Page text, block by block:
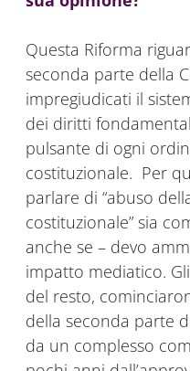
Questa Riforma
seconda parte della
impregiudicati il
dei diritti
pulsante di ogni
costituzionale. Per
parlare di “abuso
costituzionale” sia
anche se – devo
impatto mediatico.
del resto,
della seconda parte
da un complesso